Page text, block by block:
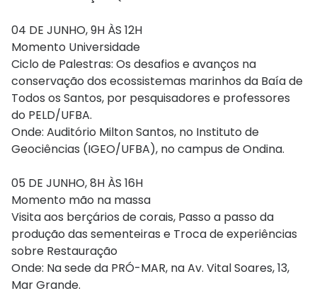
04 DE JUNHO, 9H ÀS 12H
Momento Universidade
Ciclo de Palestras: Os desafios e avanços na
conservação dos ecossistemas marinhos da Baía de
Todos os Santos, por pesquisadores e professores
do PELD/UFBA.
Onde: Auditório Milton Santos, no Instituto de
Geociências (IGEO/UFBA), no campus de Ondina.
05 DE JUNHO, 8H ÀS 16H
Momento mão na massa
Visita aos berçários de corais, Passo a passo da
produção das sementeiras e Troca de experiências
sobre Restauração
Onde: Na sede da PRÓ-MAR, na Av. Vital Soares, 13,
Mar Grande.